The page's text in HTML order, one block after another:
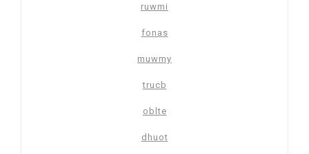
ruwmi
fonas
muwmy
trucb
oblte
dhuot